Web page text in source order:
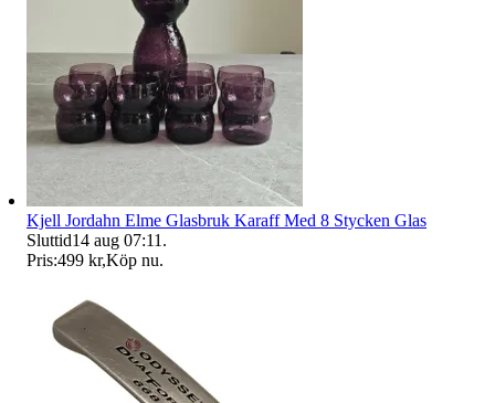
Kjell Jordahn Elme Glasbruk Karaff Med 8 Stycken Glas
Sluttid14 aug 07:11 .
Pris:499 kr,Köp nu.